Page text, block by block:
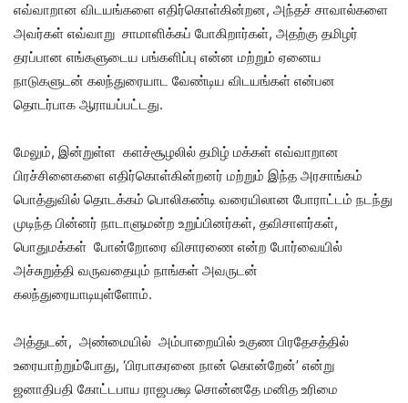
எவ்வாறான விடயங்களை எதிர்கொள்கின்றன, அந்தச் சாவால்களை
அவர்கள் எவ்வாறு சாமாளிக்கப் போகிறார்கள், அதற்கு தமிழர்
தரப்பான எங்களுடைய பங்களிப்பு என்ன மற்றும் ஏனைய
நாடுகளுடன் கலந்துரையாட வேண்டிய விடயங்கள் என்பன
தொடர்பாக ஆராயப்பட்டது.
மேலும், இன்றுள்ள களச்சூழலில் தமிழ் மக்கள் எவ்வாறான
பிரச்சினைகளை எதிர்கொள்கின்றனர் மற்றும் இந்த அரசாங்கம்
பொத்துவில் தொடக்கம் பொலிகண்டி வரையிலான போராட்டம் நடந்து
முடிந்த பின்னர் நாடாளுமன்ற உறுப்பினர்கள், தவிசாளர்கள்,
பொதுமக்கள் போன்றோரை விசாரணை என்ற போர்வையில்
அச்சுறுத்தி வருவதையும் நாங்கள் அவருடன்
கலந்துரையாடியுள்ளோம்.
அத்துடன், அண்மையில் அம்பாறையில் உகுண பிரதேசத்தில்
உரையாற்றும்போது, ‘பிரபாகரனை நான் கொன்றேன்’ என்று
ஜனாதிபதி கோட்டபாய ராஜபக்ஷ சொன்னதே மனித உரிமை